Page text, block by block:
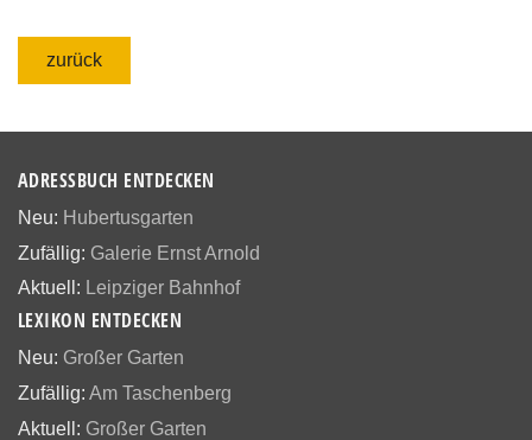
zurück
ADRESSBUCH ENTDECKEN
Neu: Hubertusgarten
Zufällig: Galerie Ernst Arnold
Aktuell: Leipziger Bahnhof
LEXIKON ENTDECKEN
Neu: Großer Garten
Zufällig: Am Taschenberg
Aktuell: Großer Garten